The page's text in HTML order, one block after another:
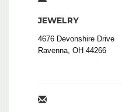
JEWELRY
4676 Devonshire Drive
Ravenna, OH 44266